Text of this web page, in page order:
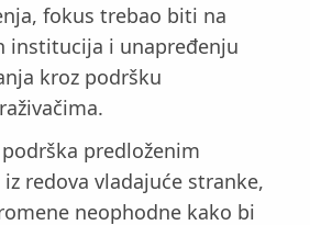
fokus trebao biti na
institucija i unapređenju
kroz podršku
predloženim
redova vladajuće stranke,
neophodne kako bi